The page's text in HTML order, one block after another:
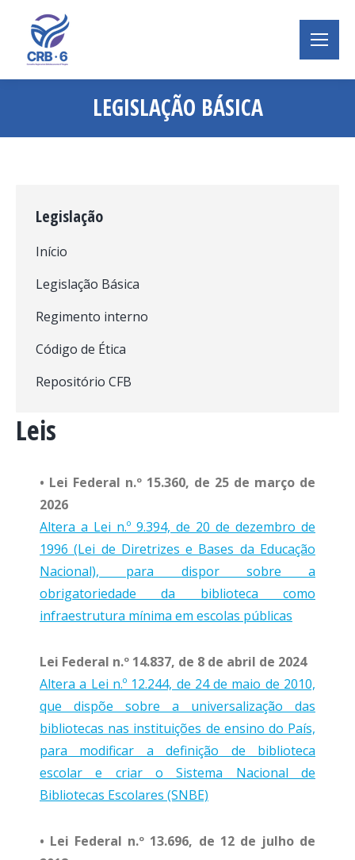
LEGISLAÇÃO BÁSICA
Você está aqui:
Legislação
Início
Legislação Básica
Regimento interno
Código de Ética
Repositório CFB
Leis
• Lei Federal n.º 15.360, de 25 de março de
2026
Altera a Lei n.º 9.394, de 20 de dezembro de
1996 (Lei de Diretrizes e Bases da Educação
Nacional), para dispor sobre a
obrigatoriedade da biblioteca como
infraestrutura mínima em escolas públicas
Lei Federal n.º 14.837, de 8 de abril de 2024
Altera a Lei n.º 12.244, de 24 de maio de 2010,
que dispõe sobre a universalização das
bibliotecas nas instituições de ensino do País,
para modificar a definição de biblioteca
escolar e criar o Sistema Nacional de
Bibliotecas Escolares (SNBE)
• Lei Federal n.º 13.696, de 12 de julho de